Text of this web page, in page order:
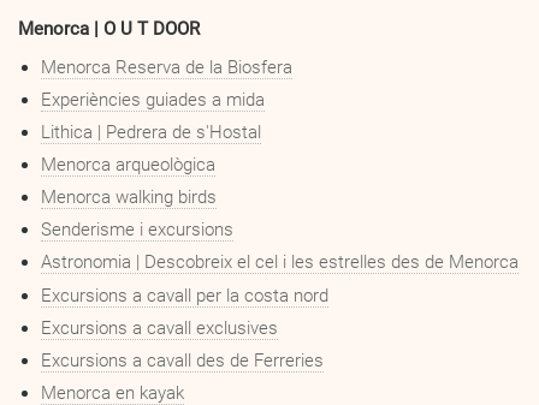
Menorca | O U T DOOR
Menorca Reserva de la Biosfera
Experiències guiades a mida
Lithica | Pedrera de s'Hostal
Menorca arqueològica
Menorca walking birds
Senderisme i excursions
Astronomia | Descobreix el cel i les estrelles des de Menorca
Excursions a cavall per la costa nord
Excursions a cavall exclusives
Excursions a cavall des de Ferreries
Menorca en kayak